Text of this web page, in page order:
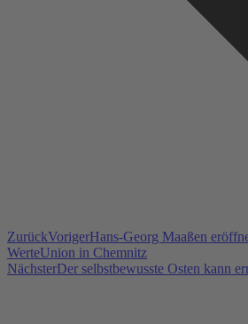
ZurückVorigerHans-Georg Maaßen
WerteUnion in Chemnitz
NächsterDer selbstbewusste Osten kann